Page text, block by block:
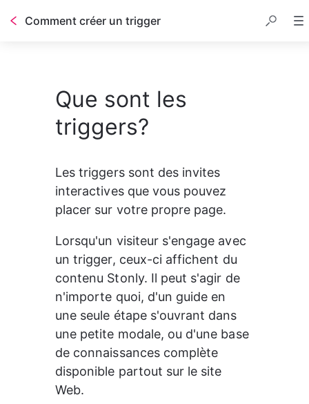
Comment créer un trigger
Que sont les
triggers?
Les triggers sont des invites
interactives que vous pouvez
placer sur votre propre page.
Lorsqu'un visiteur s'engage avec
un trigger, ceux-ci affichent du
contenu Stonly. Il peut s'agir de
n'importe quoi, d'un guide en
une seule étape s'ouvrant dans
une petite modale, ou d'une base
de connaissances complète
disponible partout sur le site
Web.